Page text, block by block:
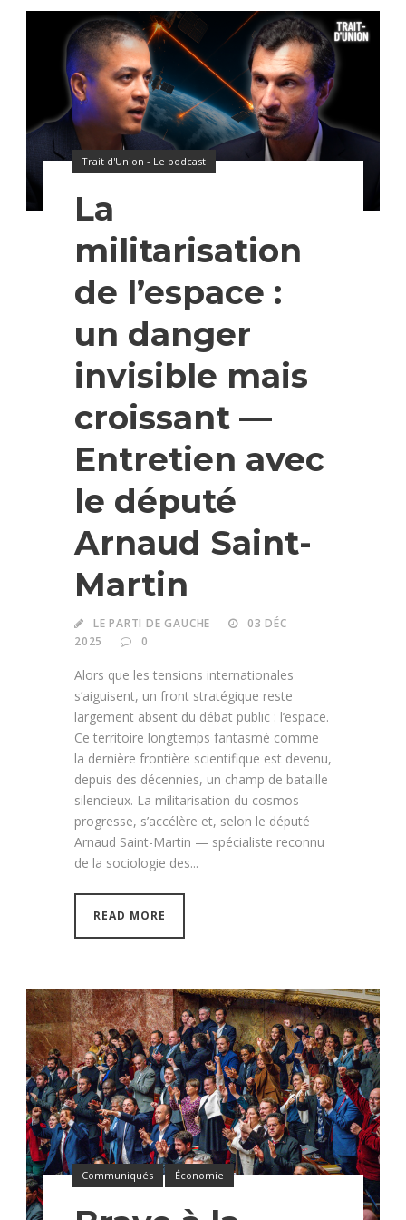
Trait d'Union - Le podcast
La
militarisation
de l’espace :
un danger
invisible mais
croissant —
Entretien avec
le député
Arnaud Saint-
Martin
LE PARTI DE GAUCHE
03 DÉC
2025
0
Alors que les tensions internationales
s’aiguisent, un front stratégique reste
largement absent du débat public : l’espace.
Ce territoire longtemps fantasmé comme
la dernière frontière scientifique est devenu,
depuis des décennies, un champ de bataille
silencieux. La militarisation du cosmos
progresse, s’accélère et, selon le député
Arnaud Saint-Martin — spécialiste reconnu
de la sociologie des...
READ MORE
Communiqués Économie